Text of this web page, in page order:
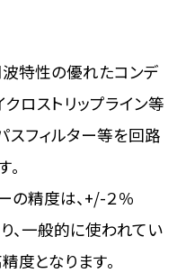
波特性の優れたコンデ
ロストリップライン等
スフィルター等を回路
の精度は、+/-２％
、一般的に使われてい
度となります。